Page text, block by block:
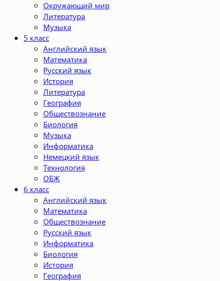
Окружающий мир
Литература
Музыка
5 класс
Английский язык
Математика
Русский язык
История
Литература
География
Обществознание
Биология
Музыка
Информатика
Немецкий язык
Технология
ОБЖ
6 класс
Английский язык
Математика
Обществознание
Русский язык
Информатика
Биология
История
География